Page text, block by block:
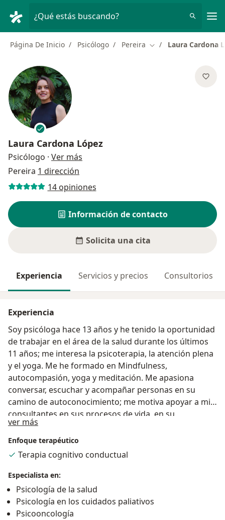
¿Qué estás buscando?
Página De Inicio Psicólogo Pereira Cambiar de ciudad
Laura Cardona
Laura Cardona López
Psicólogo · Ver más
Pereira 1 dirección
14 opiniones
Información de contacto
Solicita una cita
Experiencia Servicios y precios Consultorios
Experiencia
Soy psicóloga hace 13 años y he tenido la oportunidad
de trabajar en el área de la salud durante los últimos
11 años; me interesa la psicoterapia, la atención plena
y el yoga. Me he formado en Mindfulness,
autocompasión, yoga y meditación. Me apasiona
conversar, escuchar y acompañar personas en su
camino de autoconocimiento; me motiva apoyar a mis
consultantes en sus procesos de vida, en su
crecimiento y verles construir su vida desde el sentido,
la consciencia y el aprendizaje constante. Estoy aquí
para que desarrollemos herramientas y recursos para
tener una vida más tranquila, plena e intencional; la
salud mental es el punto de partida para lograr el
bienestar, quiero ser una aliada de ese propósito para
quienes decidan confiar en mí.
ver más
Enfoque terapéutico
Terapia cognitivo conductual
Especialista en:
Psicología de la salud
Psicología en los cuidados paliativos
Psicooncología